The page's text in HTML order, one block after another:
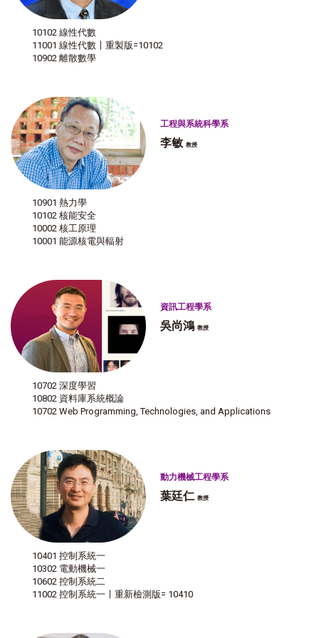
10102 線性代數
11001 線性代數〡重製版=10102
10902 離散數學
工程與系統科學系
李敏 教授
10901 熱力學
10102 核能安全
10002 核工原理
10001 能源核電與輻射
資訊工程學系
吳尚鴻 教授
10702 深度學習
10802 資料庫系統概論
10702 Web Programming, Technologies, and Applications
動力機械工程學系
葉廷仁 教授
10401 控制系統一
10302 電動機械一
10602 控制系統二
11002 控制系統一〡重新檢測版= 10410